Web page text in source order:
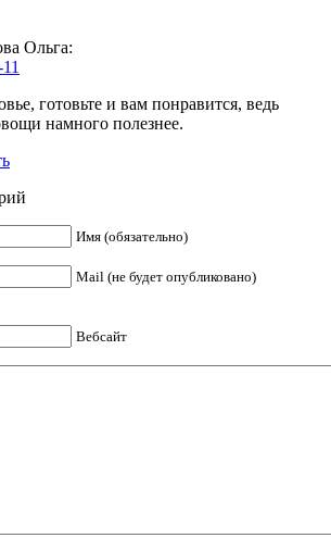
Ольга:
готовьте и вам понравится, ведь
намного полезнее.
Имя (обязательно)
Mail (не будет опубликовано)
Вебсайт